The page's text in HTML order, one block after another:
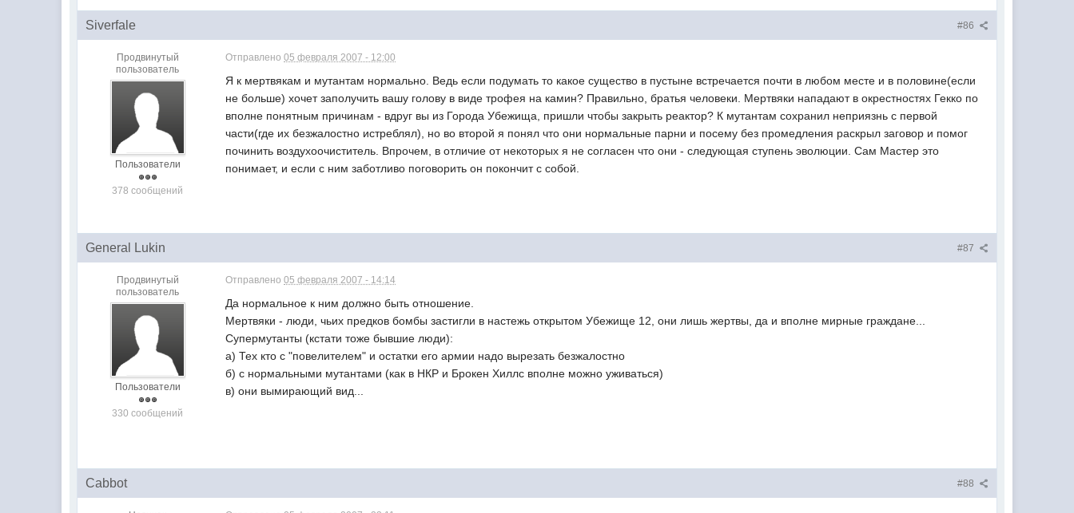
#86
Siverfale
Продвинутый
пользователь
Пользователи
378 сообщений
Отправлено05 февраля 2007 - 12:00
Я к мертвякам и мутантам нормально. Ведь если подумать то какое существо в пустыне встречается почти в любом месте и в половине(если
не больше) хочет заполучить вашу голову в виде трофея на камин? Правильно, братья человеки. Мертвяки нападают в окрестностях Гекко по
вполне понятным причинам - вдруг вы из Города Убежища, пришли чтобы закрыть реактор? К мутантам сохранил неприязнь с первой
части(где их безжалостно истреблял), но во второй я понял что они нормальные парни и посему без промедления раскрыл заговор и помог
починить воздухоочиститель. Впрочем, в отличие от некоторых я не согласен что они - следующая ступень эволюции. Сам Мастер это
понимает, и если с ним заботливо поговорить он покончит с собой.
#87
General Lukin
Продвинутый
пользователь
Пользователи
330 сообщений
Отправлено05 февраля 2007 - 14:14
Да нормальное к ним должно быть отношение.
Мертвяки - люди, чьих предков бомбы застигли в настежь открытом Убежище 12, они лишь жертвы, да и вполне мирные граждане...
Супермутанты (кстати тоже бывшие люди):
а) Тех кто с "повелителем" и остатки его армии надо вырезать безжалостно
б) с нормальными мутантами (как в НКР и Брокен Хиллс вполне можно уживаться)
в) они вымирающий вид...
#88
Cabbot